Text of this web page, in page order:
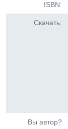
ISBN:
Скачать:
Вы автор?